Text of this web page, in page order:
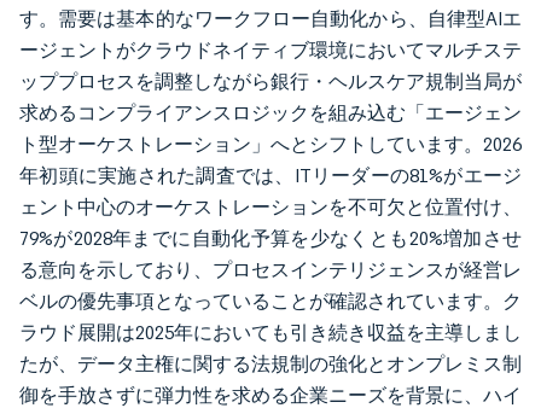
す。需要は基本的なワークフロー自動化から、自律型AIエ
ージェントがクラウドネイティブ環境においてマルチステ
ッププロセスを調整しながら銀行・ヘルスケア規制当局が
求めるコンプライアンスロジックを組み込む「エージェン
ト型オーケストレーション」へとシフトしています。2026
年初頭に実施された調査では、ITリーダーの81%がエージ
ェント中心のオーケストレーションを不可欠と位置付け、
79%が2028年までに自動化予算を少なくとも20%増加させ
る意向を示しており、プロセスインテリジェンスが経営レ
ベルの優先事項となっていることが確認されています。ク
ラウド展開は2025年においても引き続き収益を主導しまし
たが、データ主権に関する法規制の強化とオンプレミス制
御を手放さずに弾力性を求める企業ニーズを背景に、ハイ